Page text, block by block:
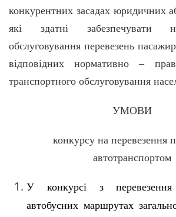
конкурентних засадах юридичних
які здатні забезпечувати
обслуговування перевезень
відповідних нормативно –
транспортного обслуговування
УМОВИ
конкурсу на перевезення
автотранспортом
У конкурсі з
автобусних маршрутах